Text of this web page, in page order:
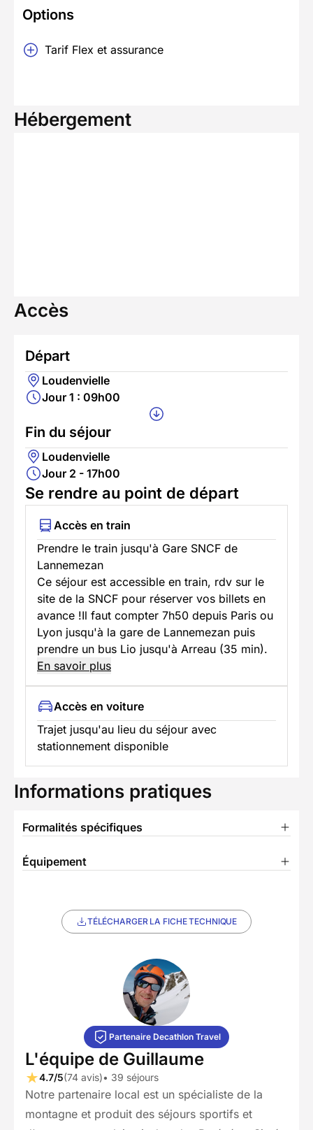
Options
Tarif Flex et assurance
Hébergement
Accès
Départ
Loudenvielle
Jour 1 : 09h00
Fin du séjour
Loudenvielle
Jour 2 - 17h00
Se rendre au point de départ
Accès en train
Prendre le train jusqu'à Gare SNCF de
Lannemezan
Ce séjour est accessible en train, rdv sur le
site de la SNCF pour réserver vos billets en
avance !Il faut compter 7h50 depuis Paris ou
Lyon jusqu'à la gare de Lannemezan puis
prendre un bus Lio jusqu'à Arreau (35 min).
En savoir plus
Accès en voiture
Trajet jusqu'au lieu du séjour avec
stationnement disponible
Informations pratiques
Formalités spécifiques
Équipement
TÉLÉCHARGER LA FICHE TECHNIQUE
Partenaire Decathlon Travel
L'équipe de Guillaume
4.7/5(74 avis)• 39 séjours
Notre partenaire local est un spécialiste de la
montagne et produit des séjours sportifs et